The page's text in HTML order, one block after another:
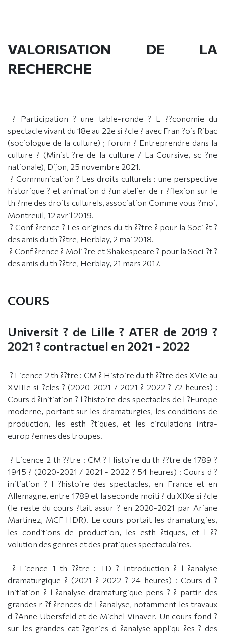
VALORISATION DE LA
RECHERCHE
? Participation ? une table-ronde ? L ??conomie du
spectacle vivant du 18e au 22e si ?cle ? avec Fran ?ois Ribac
(sociologue de la culture) ; forum ? Entreprendre dans la
culture ? (Minist ?re de la culture / La Coursive, sc ?ne
nationale), Dijon, 25 novembre 2021.
? Communication ? Les droits culturels : une perspective
historique ? et animation d ?un atelier de r ?flexion sur le
th ?me des droits culturels, association Comme vous ?moi,
Montreuil, 12 avril 2019.
? Conf ?rence ? Les origines du th ??tre ? pour la Soci ?t ?
des amis du th ??tre, Herblay, 2 mai 2018.
? Conf ?rence ? Moli ?re et Shakespeare ? pour la Soci ?t ?
des amis du th ??tre, Herblay, 21 mars 2017.
COURS
Universit ? de Lille ? ATER de 2019 ?
2021 ? contractuel en 2021 - 2022
? Licence 2 th ??tre : CM ? Histoire du th ??tre des XVIe au
XVIIIe si ?cles ? (2020-2021 / 2021 ? 2022 ? 72 heures) :
Cours d ?initiation ? l ?histoire des spectacles de l ?Europe
moderne, portant sur les dramaturgies, les conditions de
production, les esth ?tiques, et les circulations intra-
europ ?ennes des troupes.
? Licence 2 th ??tre : CM ? Histoire du th ??tre de 1789 ?
1945 ? (2020-2021 / 2021 - 2022 ? 54 heures) : Cours d ?
initiation ? l ?histoire des spectacles, en France et en
Allemagne, entre 1789 et la seconde moiti ? du XIXe si ?cle
(le reste du cours ?tait assur ? en 2020-2021 par Ariane
Martinez, MCF HDR). Le cours portait les dramaturgies,
les conditions de production, les esth ?tiques, et l ??
volution des genres et des pratiques spectaculaires.
? Licence 1 th ??tre : TD ? Introduction ? l ?analyse
dramaturgique ? (2021 ? 2022 ? 24 heures) : Cours d ?
initiation ? l ?analyse dramaturgique pens ? ? partir des
grandes r ?f ?rences de l ?analyse, notamment les travaux
d ?Anne Ubersfeld et de Michel Vinaver. Un cours fond ?
sur les grandes cat ?gories d ?analyse appliqu ?es ? des